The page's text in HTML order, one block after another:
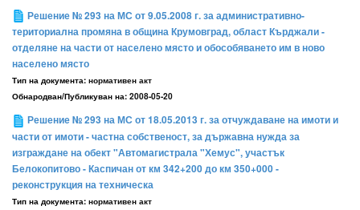
Решение № 293 на МС от 9.05.2008 г. за административно-
териториална промяна в община Крумовград, област Кърджали -
отделяне на части от населено място и обособяването им в ново
населено място
Тип на документа: нормативен акт
Обнародван/Публикуван на: 2008-05-20
Решение № 293 на МС от 18.05.2013 г. за отчуждаване на имоти и
части от имоти - частна собственост, за държавна нужда за
изграждане на обект "Автомагистрала "Хемус", участък
Белокопитово - Каспичан от км 342+200 до км 350+000 -
реконструкция на техническа
Тип на документа: нормативен акт